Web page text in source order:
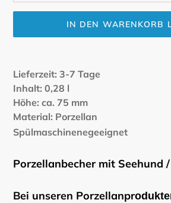
IN DEN WARENKORB
wird
zum
Warenkorb
hinzugefügt
Lieferzeit: 3-7 Tage
Inhalt: 0,28 l
Höhe: ca. 75 mm
Material: Porzellan
Spülmaschinenegeeignet
Porzellanbecher mit Seehund
Bei unseren Porzellanpr